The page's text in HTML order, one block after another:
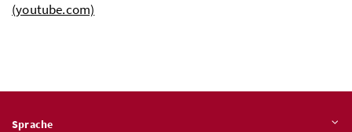
(youtube.com)
Sprache